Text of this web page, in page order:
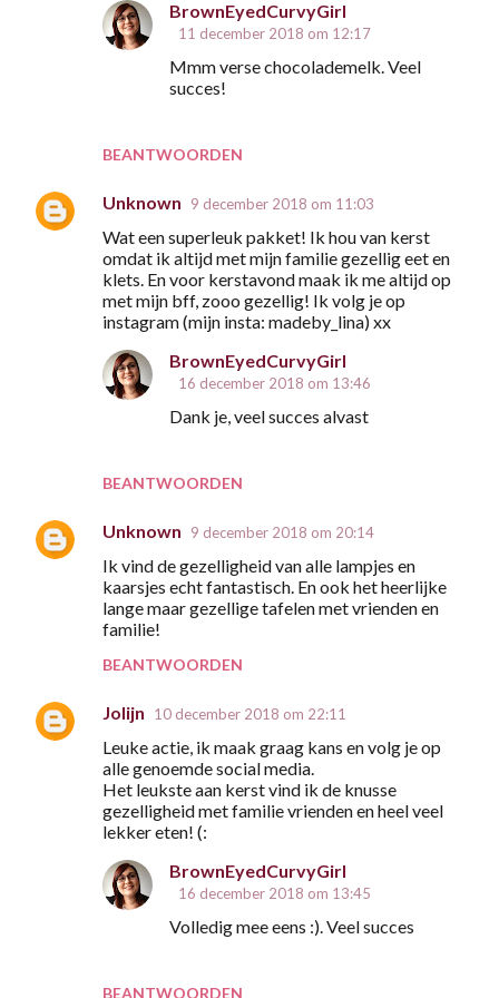
BEANTWOORDEN
BrownEyedCurvyGirl
11 december 2018 om 12:17
Mmm verse chocolademelk. Veel
succes!
Unknown 9 december 2018 om 11:03
Wat een superleuk pakket! Ik hou van kerst
omdat ik altijd met mijn familie gezellig eet en
klets. En voor kerstavond maak ik me altijd op
met mijn bff, zooo gezellig! Ik volg je op
instagram (mijn insta: madeby_lina) xx
BEANTWOORDEN
BrownEyedCurvyGirl
16 december 2018 om 13:46
Dank je, veel succes alvast
Unknown 9 december 2018 om 20:14
Ik vind de gezelligheid van alle lampjes en
kaarsjes echt fantastisch. En ook het heerlijke
lange maar gezellige tafelen met vrienden en
familie!
BEANTWOORDEN
Jolijn 10 december 2018 om 22:11
Leuke actie, ik maak graag kans en volg je op
alle genoemde social media.
Het leukste aan kerst vind ik de knusse
gezelligheid met familie vrienden en heel veel
lekker eten! (:
BEANTWOORDEN
BrownEyedCurvyGirl
16 december 2018 om 13:45
Volledig mee eens :). Veel succes